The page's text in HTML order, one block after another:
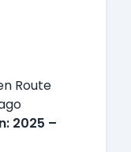
Route
2025 –